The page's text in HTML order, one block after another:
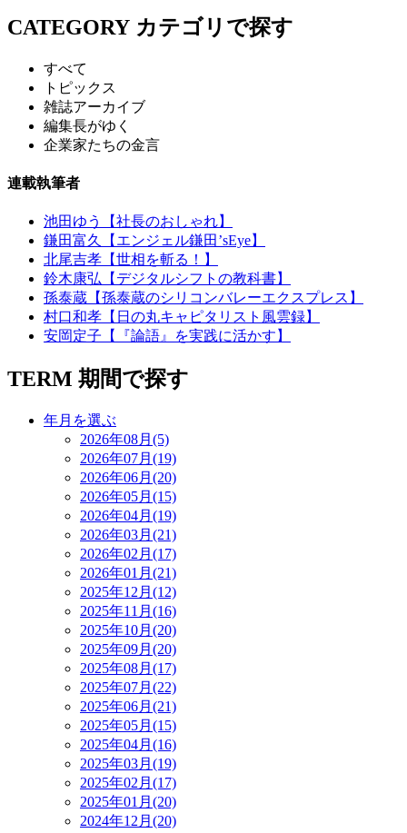
CATEGORY カテゴリで探す
すべて
トピックス
雑誌アーカイブ
編集長がゆく
企業家たちの金言
連載執筆者
池田ゆう【社長のおしゃれ】
鎌田富久【エンジェル鎌田’sEye】
北尾吉孝【世相を斬る！】
鈴木康弘【デジタルシフトの教科書】
孫泰蔵【孫泰蔵のシリコンバレーエクスプレス】
村口和孝【日の丸キャピタリスト風雲録】
安岡定子【『論語』を実践に活かす】
TERM 期間で探す
年月を選ぶ
2026年08月(5)
2026年07月(19)
2026年06月(20)
2026年05月(15)
2026年04月(19)
2026年03月(21)
2026年02月(17)
2026年01月(21)
2025年12月(12)
2025年11月(16)
2025年10月(20)
2025年09月(20)
2025年08月(17)
2025年07月(22)
2025年06月(21)
2025年05月(15)
2025年04月(16)
2025年03月(19)
2025年02月(17)
2025年01月(20)
2024年12月(20)